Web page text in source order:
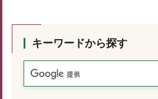
キーワードから探す